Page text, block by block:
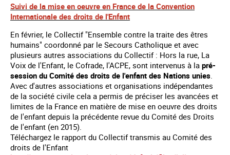
Suivi de la mise en oeuvre en France de la Convention
Internationale des droits de l'Enfant
En février, le Collectif "Ensemble contre la traite des êtres
humains" coordonné par le Secours Catholique et avec
plusieurs autres associations du Collectif : Hors la rue, La
Voix de l'Enfant, le Cofrade, l'ACPE, sont intervenus à la pré-
session du Comité des droits de l'enfant des Nations unies
Avec d'autres associations et organisations indépendantes
de la société civile cela a permis de préciser les avancées et
limites de la France en matière de mise en oeuvre des droits
de l'enfant depuis la précédente revue du Comité des Droits
de l'enfant (en 2015).
Téléchargez le rapport du Collectif transmis au Comité des
droits de l'Enfant